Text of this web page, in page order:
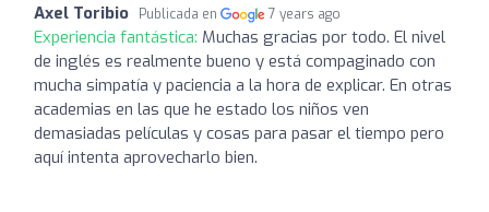
Axel Toribio Publicada en 7 years ago
Experiencia fantástica: Muchas gracias por todo. El nivel
de inglés es realmente bueno y está compaginado con
mucha simpatía y paciencia a la hora de explicar. En otras
academias en las que he estado los niños ven
demasiadas películas y cosas para pasar el tiempo pero
aquí intenta aprovecharlo bien.